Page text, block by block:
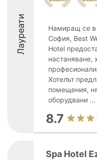
Лауреати
Намиращ се в
София, Best
Hotel
настаняване,
Хотелът
помещения,
оборудвани ...
8.7
Spa Hotel